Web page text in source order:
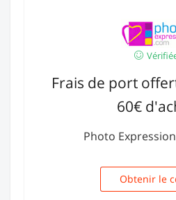
Frais de port
60€
Photo Expression
Obtenir le